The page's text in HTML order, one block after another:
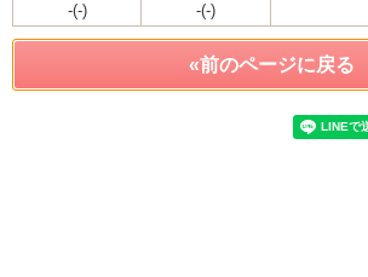
-(-)
-(-)
«前のページに戻る